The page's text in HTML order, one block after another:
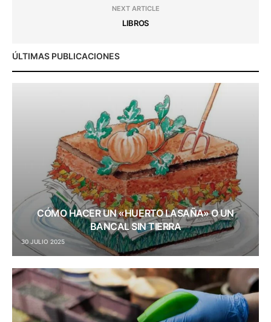
NEXT ARTICLE
LIBROS
ÚLTIMAS PUBLICACIONES
CÓMO HACER UN «HUERTO LASAÑA» O UN
BANCAL SIN TIERRA
30 JULIO 2025